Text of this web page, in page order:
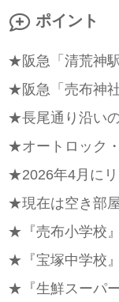
ポイント
★阪急「清荒神
★阪急「売布神
★長尾通り沿い
★オートロック
★2026年4月にリ
★現在は空き部屋
★『売布小学校
★『宝塚中学校
★『生鮮スーパ